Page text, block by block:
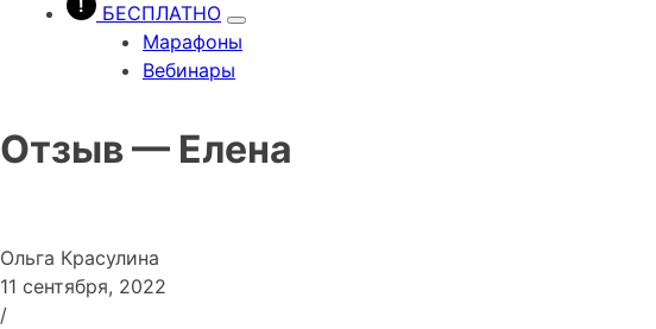
БЕСПЛАТНО
Марафоны
Вебинары
Отзыв — Елена
Ольга Красулина
11 сентября, 2022
/